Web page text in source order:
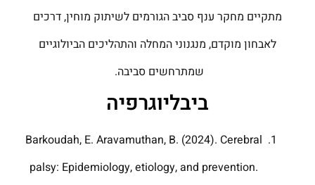
מתקיים מחקר ענף סביב הגורמים לשיתוק מוחין, דרכים
לאבחון מוקדם, מנגנוני המחלה והתהליכים הביולוגיים
שמתרחשים סביבה.
ביבליוגרפיה
Barkoudah, E. Aravamuthan, B. (2024). Cerebral
palsy: Epidemiology, etiology, and prevention.